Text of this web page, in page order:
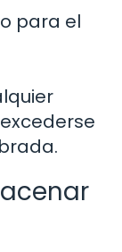
para el